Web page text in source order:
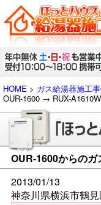
HOME > ガス給湯器施工
OUR-1600 → RUX-
OUR-1600からの
2013/01/13
神奈川県横浜市鶴